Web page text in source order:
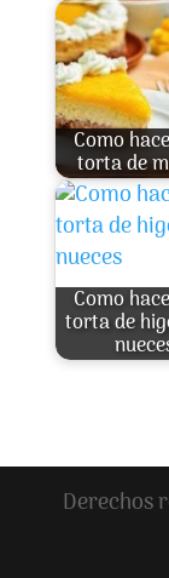
Como
torta de
Como
torta de
Derechos